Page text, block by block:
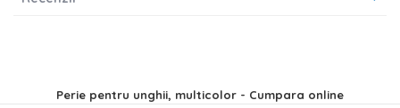
Perie pentru unghii, multicolor - Cumpara online